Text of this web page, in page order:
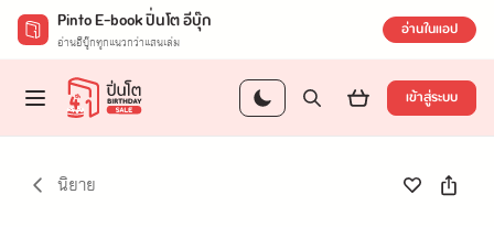
Pinto E-book ปิ่นโต อีบุ๊ก
อ่านอีบุ๊กทุกแนวกว่าแสนเล่ม อ่านในแอป
เข้าสู่ระบบ
นิยาย